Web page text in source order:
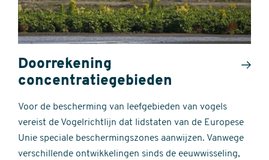
Doorrekening
concentratiegebieden
Voor de bescherming van leefgebieden van vogels
vereist de Vogelrichtlijn dat lidstaten van de Europese
Unie speciale beschermingszones aanwijzen. Vanwege
verschillende ontwikkelingen sinds de eeuwwisseling,